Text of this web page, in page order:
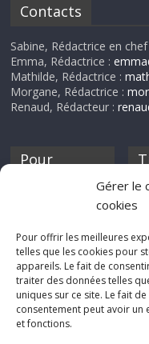
Gérer le
cookies
Pour offrir les meilleures
telles que les cookies pour
appareils. Le fait de
traiter des données telles
uniques sur ce site. Le fait
consentement peut avoir un
et fonctions.
Contacts
Sabine, Rédactrice en chef
Emma, Rédactrice :
Mathilde, Rédactrice :
Morgane, Rédactrice :
Renaud, Rédacteur :
Pour
discothèque
Si
tes